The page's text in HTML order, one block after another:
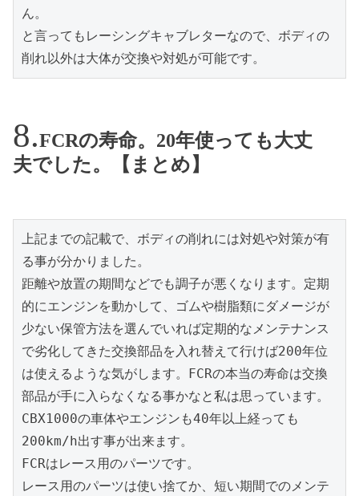
ん。
と言ってもレーシングキャブレターなので、ボディの
削れ以外は大体が交換や対処が可能です。
FCRの寿命。20年使っても大丈
夫でした。【まとめ】
上記までの記載で、ボディの削れには対処や対策が有
る事が分かりました。
距離や放置の期間などでも調子が悪くなります。定期
的にエンジンを動かして、ゴムや樹脂類にダメージが
少ない保管方法を選んでいれば定期的なメンテナンス
で劣化してきた交換部品を入れ替えて行けば200年位
は使えるような気がします。FCRの本当の寿命は交換
部品が手に入らなくなる事かなと私は思っています。
CBX1000の車体やエンジンも40年以上経っても
200km/h出す事が出来ます。
FCRはレース用のパーツです。
レース用のパーツは使い捨てか、短い期間でのメンテ